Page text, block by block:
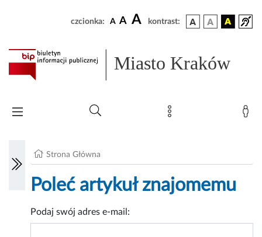
czcionka: A A A kontrast:
Miasto Kraków
Strona Główna
Poleć artykuł znajomemu
Podaj swój adres e-mail: